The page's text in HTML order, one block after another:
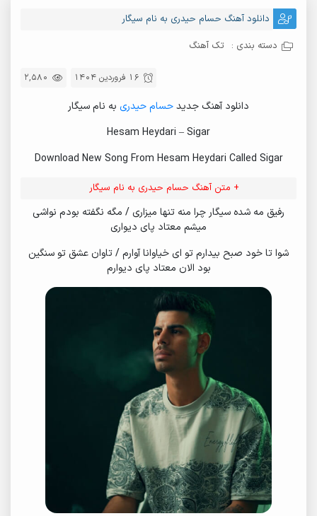
دانلود آهنگ حسام حیدری به نام سیگار
دسته بندی : تک آهنگ
2,580 16 فروردین 1404
دانلود آهنگ جدیدحسام حیدری به نام سیگار
Hesam Heydari – Sigar
Download New Song From Hesam Heydari Called Sigar
+ متن آهنگ حسام حیدری به نام سیگار
رفیق مه شده سیگار چرا منه تنها میزاری / مگه نگفته بودم نواشی
میشم معتاد پای دیواری
شوا تا خود صبح بیدارم تو ای خیاوانا آوارم / تاوان عشق تو سنگین
بود الان معتاد پای دیوارم